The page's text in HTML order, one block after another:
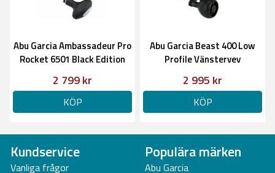
Abu Garcia Ambassadeur Pro
Rocket 6501 Black Edition
2 799 kr
KÖP
Abu Garcia Beast 400 Low
Profile Vänstervev
2 995 kr
KÖP
Kundservice
Vanliga frågor
Populära märken
Abu Garcia